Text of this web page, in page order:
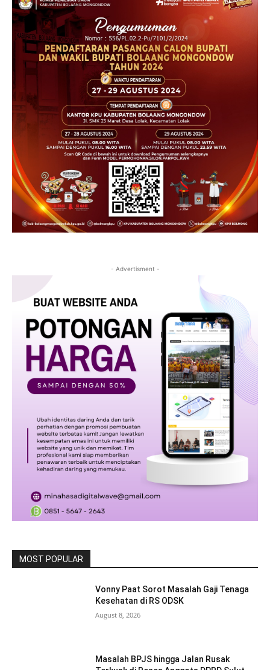
- Advertisment -
MOST POPULAR
Vonny Paat Sorot Masalah Gaji Tenaga
Kesehatan di RS ODSK
August 8, 2026
Masalah BPJS hingga Jalan Rusak